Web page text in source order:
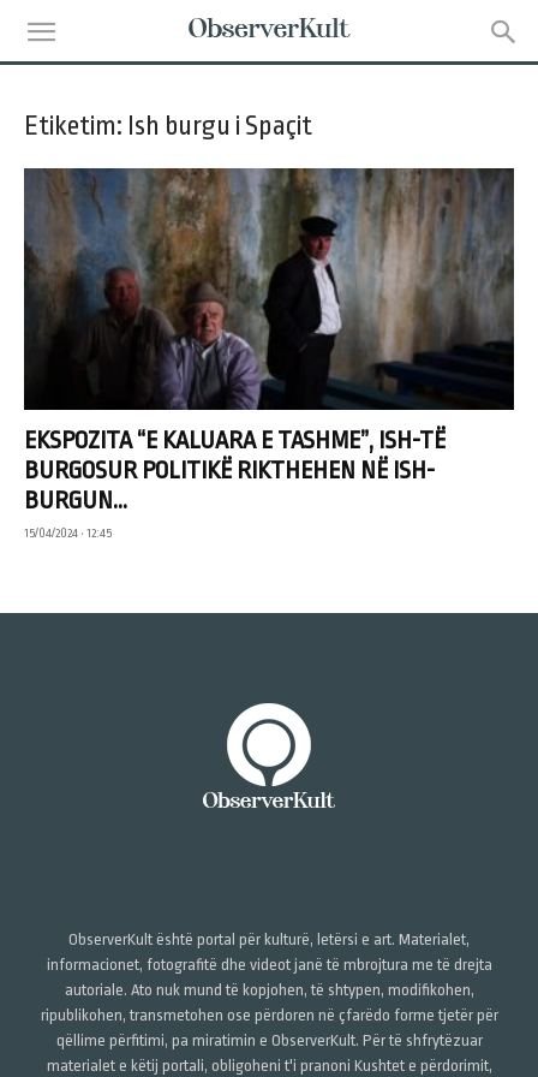
Etiketim: Ish burgu i Spaçit
EKSPOZITA “E KALUARA E TASHME”, ISH-TË
BURGOSUR POLITIKË RIKTHEHEN NË ISH-
BURGUN...
15/04/2024 • 12:45
ObserverKult është portal për kulturë, letërsi e art. Materialet,
informacionet, fotografitë dhe videot janë të mbrojtura me të drejta
autoriale. Ato nuk mund të kopjohen, të shtypen, modifikohen,
ripublikohen, transmetohen ose përdoren në çfarëdo forme tjetër për
qëllime përfitimi, pa miratimin e ObserverKult. Për të shfrytëzuar
materialet e këtij portali, obligoheni t'i pranoni Kushtet e përdorimit,